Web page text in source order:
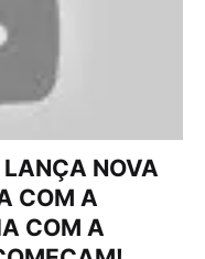
LANÇA NOVA
COM A
COM A